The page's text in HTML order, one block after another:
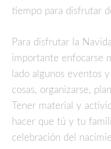
tiempo para disfrutar
Para disfrutar la
importante enfocarse
lado algunos eventos
cosas, organizarse,
Tener material y
hacer que tú y tu
celebración del